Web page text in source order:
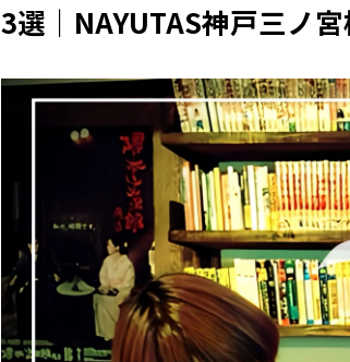
3選｜NAYUTAS神戸三ノ